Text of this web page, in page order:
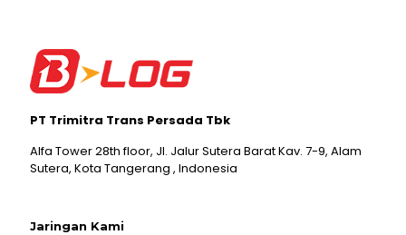
PT Trimitra Trans Persada Tbk
Alfa Tower 28th floor, Jl. Jalur Sutera Barat Kav. 7-9, Alam
Sutera, Kota Tangerang , Indonesia
Jaringan Kami